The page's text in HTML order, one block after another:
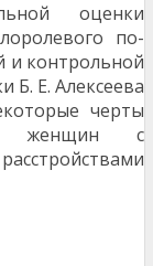
оценки
по­
и контроль­ной
Б. Е. Алексеева
черты
женщин с